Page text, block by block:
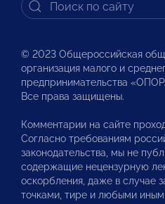
© 2023 Общероссийская
организация малого и
предпринимательства
Все права защищены.
Комментарии на сайте
Согласно требованиям
законодательства, мы не
содержащие нецензурную
оскорбления, даже в случае
точками, тире и любыми